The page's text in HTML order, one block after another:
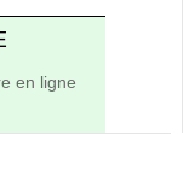
en ligne